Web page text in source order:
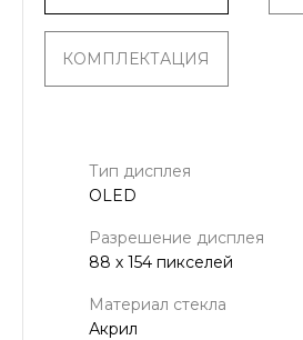
КОМПЛЕКТАЦИЯ
Тип дисплея
OLED
Разрешение дисплея
88 х 154 пикселей
Материал стекла
Акрил